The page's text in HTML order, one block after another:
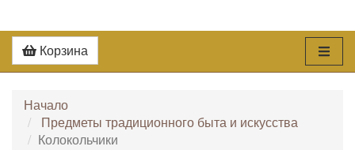
Корзина
Начало
Предметы традиционного быта и искусства
Колокольчики